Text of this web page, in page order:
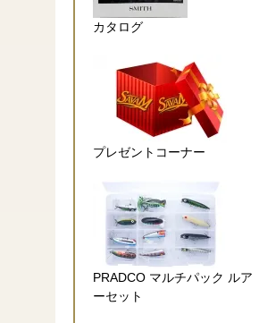
カタログ
プレゼントコーナー
PRADCO マルチパック ルア
ーセット